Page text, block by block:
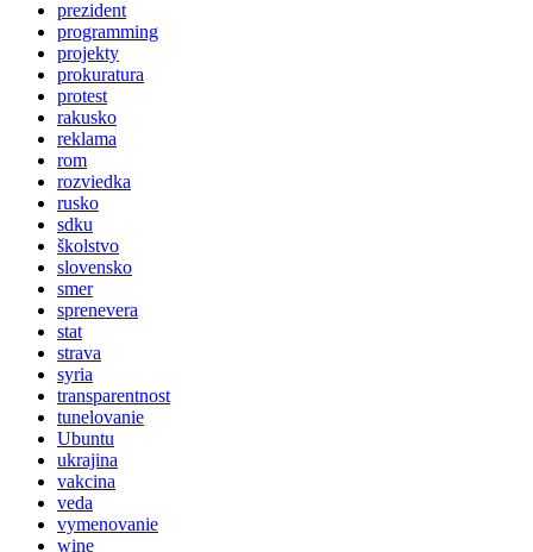
prezident
programming
projekty
prokuratura
protest
rakusko
reklama
rom
rozviedka
rusko
sdku
školstvo
slovensko
smer
sprenevera
stat
strava
syria
transparentnost
tunelovanie
Ubuntu
ukrajina
vakcina
veda
vymenovanie
wine